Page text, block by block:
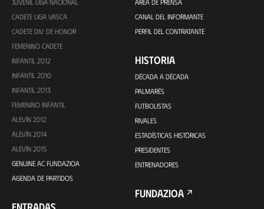
JUVENIL LIGA NACIONAL
CADETE LIGA VASCA
CADETE DIV. DE HONOR
FEMENINO CADETE
INFANTIL 2012
INFANTIL 2010
INFANTIL 2013
FEMENINO INFANTIL
ALEVÍN 2012
ALEVÍN 2014
ALEVÍN 2015
GENUINE AC FUNDAZIOA
AGENDA DE PARTIDOS
ÁREA DE PRENSA
CANAL DEL INFORMANTE
PERFIL DEL CONTRATANTE
HISTORIA
DÉCADA A DÉCADA
PALMARÉS
FUTBOLISTAS
RIVALES
ESTADÍSTICAS HISTÓRICAS
PRESIDENTES
ENTRENADORES
FUNDAZIOA